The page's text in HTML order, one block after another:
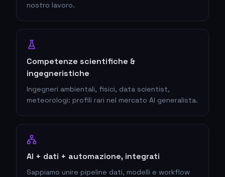
nostro lavoro.
Competenze scientifiche &
ingegneristiche
Ingegneri ambientali, fisici, data scientist,
meteorologi: profili rari nel mercato AI generalista.
AI + dati + automazione, integrati
Sappiamo unire pipeline dati, modelli e workflow